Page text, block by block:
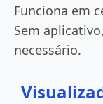
Funciona em
Sem
necessário.